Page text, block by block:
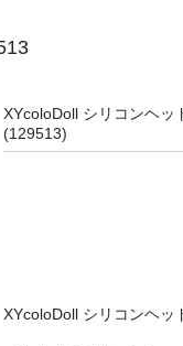
XYcoloDoll シリコンヘッ
(129513)
XYcoloDoll シリコンヘッ